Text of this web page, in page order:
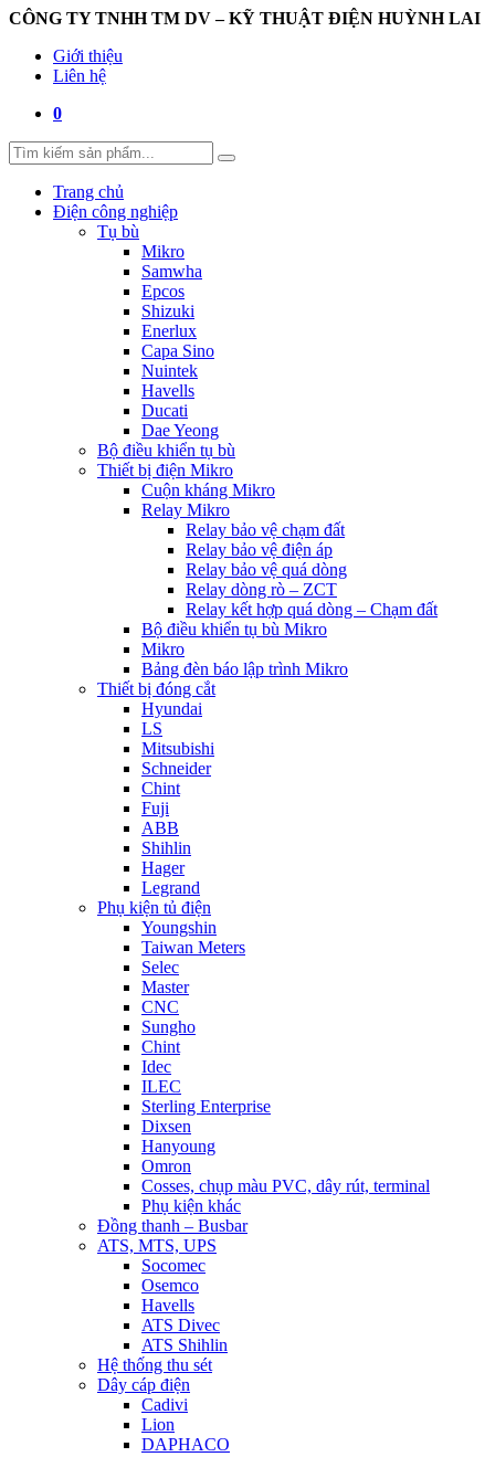
CÔNG TY TNHH TM DV – KỸ THUẬT ĐIỆN HUỲNH LAI
Giới thiệu
Liên hệ
0
Trang chủ
Điện công nghiệp
Tụ bù
Mikro
Samwha
Epcos
Shizuki
Enerlux
Capa Sino
Nuintek
Havells
Ducati
Dae Yeong
Bộ điều khiển tụ bù
Thiết bị điện Mikro
Cuộn kháng Mikro
Relay Mikro
Relay bảo vệ chạm đất
Relay bảo vệ điện áp
Relay bảo vệ quá dòng
Relay dòng rò – ZCT
Relay kết hợp quá dòng – Chạm đất
Bộ điều khiển tụ bù Mikro
Mikro
Bảng đèn báo lập trình Mikro
Thiết bị đóng cắt
Hyundai
LS
Mitsubishi
Schneider
Chint
Fuji
ABB
Shihlin
Hager
Legrand
Phụ kiện tủ điện
Youngshin
Taiwan Meters
Selec
Master
CNC
Sungho
Chint
Idec
ILEC
Sterling Enterprise
Dixsen
Hanyoung
Omron
Cosses, chụp màu PVC, dây rút, terminal
Phụ kiện khác
Đồng thanh – Busbar
ATS, MTS, UPS
Socomec
Osemco
Havells
ATS Divec
ATS Shihlin
Hệ thống thu sét
Dây cáp điện
Cadivi
Lion
DAPHACO